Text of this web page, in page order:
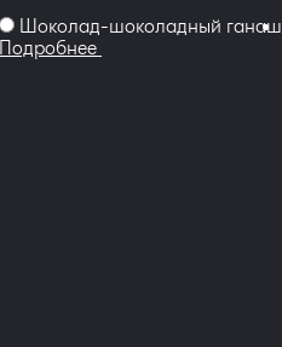
Шоколад-шоколадный ганаш
Подробнее